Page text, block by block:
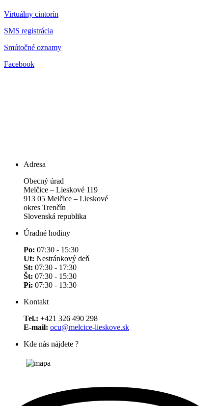
Virtuálny cintorín
SMS registrácia
Smútočné oznamy
Facebook
Adresa
Obecný úrad
Melčice – Lieskové 119
913 05 Melčice – Lieskové
okres Trenčín
Slovenská republika
Úradné hodiny
Po: 07:30 - 15:30
Ut: Nestránkový deň
St: 07:30 - 17:30
Št: 07:30 - 15:30
Pi: 07:30 - 13:30
Kontakt
Tel.: +421 326 490 298
E-mail: ocu@melcice-lieskove.sk
Kde nás nájdete ?